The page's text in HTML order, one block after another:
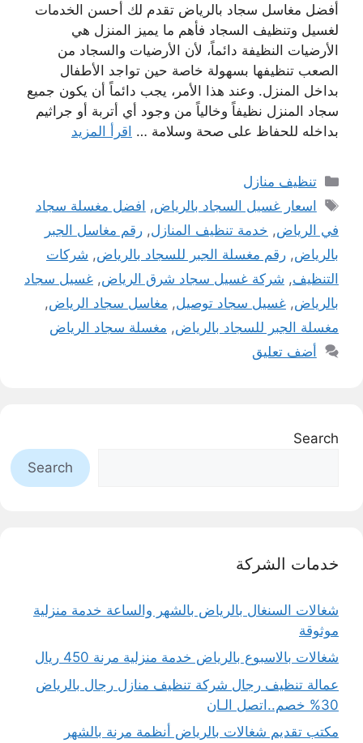
أفضل مغاسل سجاد بالرياض تقدم لك أحسن الخدمات
لغسيل وتنظيف السجاد فأهم ما يميز المنزل هي
الأرضيات النظيفة دائماً، لأن الأرضيات والسجاد من
الصعب تنظيفها بسهولة خاصة حين تواجد الأطفال
بداخل المنزل. وعند هذا الأمر، يجب دائماً أن يكون جميع
سجاد المنزل نظيفاً وخالياً من وجود أي أتربة أو جراثيم
بداخله للحفاظ على صحة وسلامة … اقرأ المزيد
التصنيفات
تنظيف منازل
الوسوم
اسعار غسيل السجاد بالرياض, افضل مغسلة سجاد
في الرياض, خدمة تنظيف المنازل, رقم مغاسل الجبر
بالرياض, رقم مغسلة الجبر للسجاد بالرياض, شركات
التنظيف, شركة غسيل سجاد شرق الرياض, غسيل سجاد
بالرياض, غسيل سجاد توصيل, مغاسل سجاد الرياض,
مغسلة الجبر للسجاد بالرياض, مغسلة سجاد الرياض
أضف تعليق
Search
Search
خدمات الشركة
شغالات السنغال بالرياض بالشهر والساعة خدمة منزلية
موثوقة
شغالات بالاسبوع بالرياض خدمة منزلية مرنة 450 ريال
عمالة تنظيف رجال شركة تنظيف منازل رجال بالرياض
30% خصم..اتصل الـان
مكتب تقديم شغالات بالرياض أنظمة مرنة بالشهر